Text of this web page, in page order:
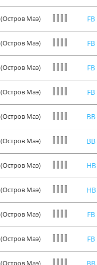
(Остров Маэ) FB
(Остров Маэ) FB
(Остров Маэ) FB
(Остров Маэ) FB
(Остров Маэ) BB
(Остров Маэ) BB
(Остров Маэ) HB
(Остров Маэ) HB
(Остров Маэ) FB
(Остров Маэ) FB
(Остров Маэ)